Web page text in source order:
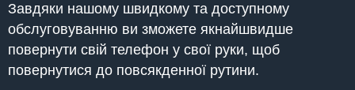
Завдяки нашому швидкому та доступному
обслуговуванню ви зможете якнайшвидше
повернути свій телефон у свої руки, щоб
повернутися до повсякденної рутини.